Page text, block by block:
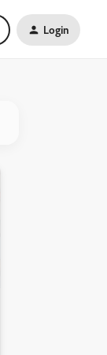
Login